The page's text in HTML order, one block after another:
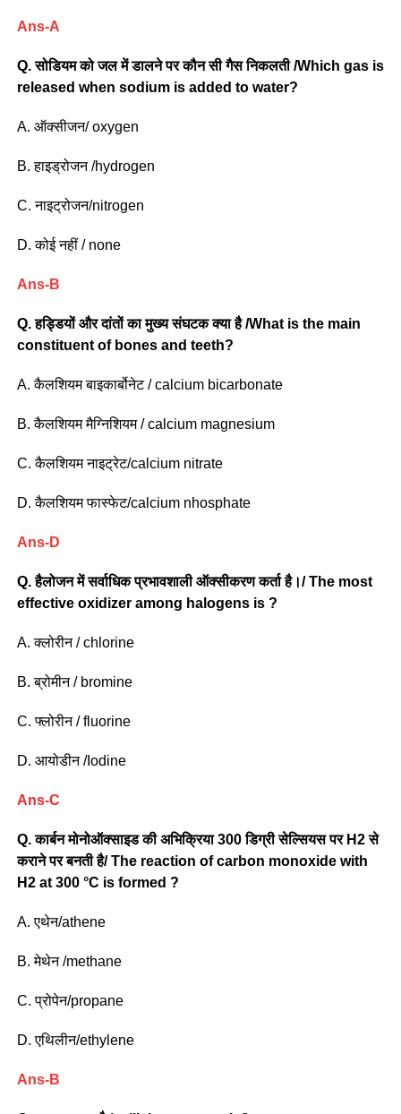
Ans-A
Q.सोडियम को जल में डालने पर कौन सी गैस निकलती /Which gas is
released when sodium is added to water?
A. ऑक्सीजन/ oxygen
B. हाइड्रोजन /hydrogen
C. नाइट्रोजन/nitrogen
D. कोई नहीं / none
Ans-B
Q.हड्डियों और दांतों का मुख्य संघटक क्या है /What is the main
constituent of bones and teeth?
A. कैलशियम बाइकार्बोनेट / calcium bicarbonate
B. कैलशियम मैग्निशियम / calcium magnesium
C. कैलशियम नाइट्रेट/calcium nitrate
D. कैलशियम फास्फेट/calcium nhosphate
Ans-D
Q.हैलोजन में सर्वाधिक प्रभावशाली ऑक्सीकरण कर्ता है।/ The most
effective oxidizer among halogens is ?
A. क्लोरीन / chlorine
B. ब्रोमीन / bromine
C. फ्लोरीन / fluorine
D. आयोडीन /Iodine
Ans-C
Q.कार्बन मोनोऑक्साइड की अभिक्रिया 300 डिग्री सेल्सियस पर H2 से
कराने पर बनती है/ The reaction of carbon monoxide with
H2 at 300 °C is formed ?
A. एथेन/athene
B. मेथेन /methane
C. प्रोपेन/propane
D. एथिलीन/ethylene
Ans-B